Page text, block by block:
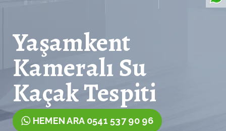
Yaşamkent
Kameralı Su
Kaçak Tespiti
HEMEN ARA 0541 537 90 96